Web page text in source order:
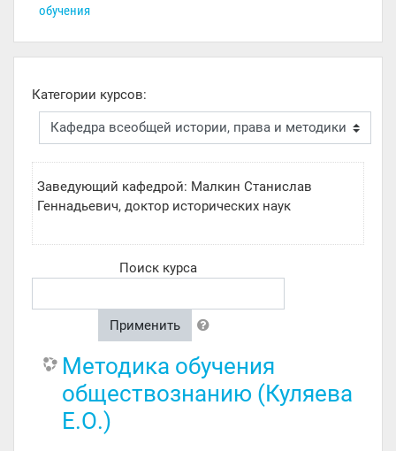
обучения
Категории курсов:
Заведующий кафедрой: Малкин Станислав
Геннадьевич, доктор исторических наук
Поиск курса
Применить
Методика обучения
обществознанию (Куляева
Е.О.)